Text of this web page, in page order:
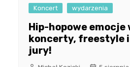
Koncert wydarzenia
Hip-hopowe emocje
koncerty, freestyle
jury!